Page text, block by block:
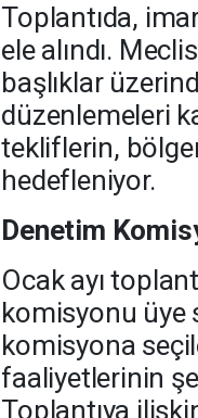
Toplantıda,
ele alındı.
başlıklar
düzenlemeleri
tekliflerin,
hedefleniyor.
Denetim
Ocak ayı
komisyonu üye
komisyona
faaliyetlerinin
Toplantıya